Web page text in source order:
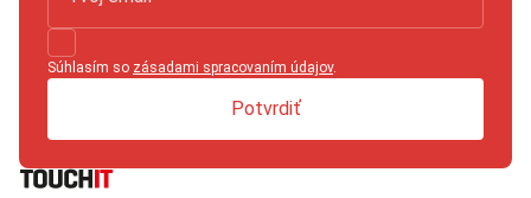
Súhlasím so zásadami spracovaním údajov.
Potvrdiť